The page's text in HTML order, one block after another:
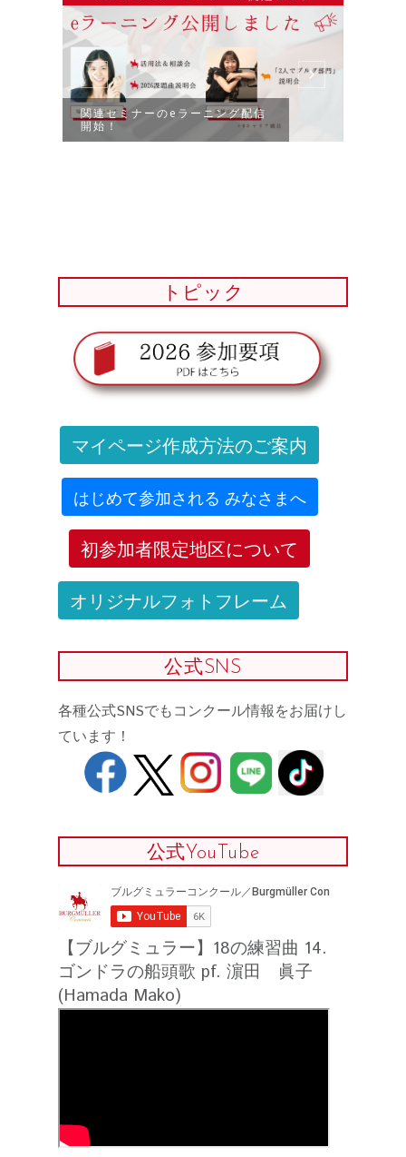
関連セミナーのeラーニング配信
開始！
トピック
マイページ作成方法のご案内
はじめて参加される みなさまへ
初参加者限定地区について
オリジナルフォトフレーム
公式SNS
各種公式SNSでもコンクール情報をお届けし
ています！
公式YouTube
【ブルグミュラー】18の練習曲 14.
ゴンドラの船頭歌 pf. 濵田 眞子
(Hamada Mako)